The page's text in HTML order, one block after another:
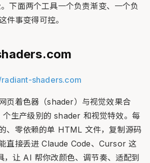
下面两个工具一个负责渐变、一个负
件事变得可控。
shaders.com
页着色器（shader）与视觉效果合
生产级别的 shader 和视觉特效。每
、零依赖的单 HTML 文件，复制源码
直接丢进 Claude Code、Cursor 这
，让 AI 帮你改颜色、调节奏、适配到